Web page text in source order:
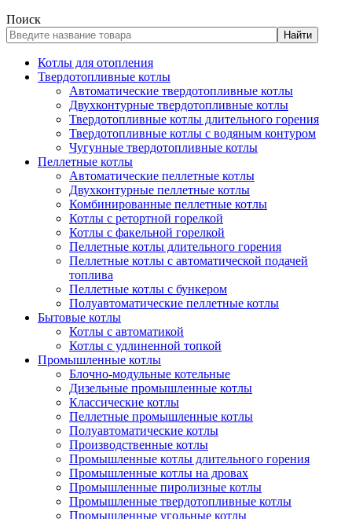
Поиск
Найти
Котлы для отопления
Твердотопливные котлы
Автоматические твердотопливные котлы
Двухконтурные твердотопливные котлы
Твердотопливные котлы длительного горения
Твердотопливные котлы с водяным контуром
Чугунные твердотопливные котлы
Пеллетные котлы
Автоматические пеллетные котлы
Двухконтурные пеллетные котлы
Комбинированные пеллетные котлы
Котлы с ретортной горелкой
Котлы с факельной горелкой
Пеллетные котлы длительного горения
Пеллетные котлы с автоматической подачей
топлива
Пеллетные котлы с бункером
Полуавтоматические пеллетные котлы
Бытовые котлы
Котлы с автоматикой
Котлы с удлиненной топкой
Промышленные котлы
Блочно-модульные котельные
Дизельные промышленные котлы
Классические котлы
Пеллетные промышленные котлы
Полуавтоматические котлы
Производственные котлы
Промышленные котлы длительного горения
Промышленные котлы на дровах
Промышленные пиролизные котлы
Промышленные твердотопливные котлы
Промышленные угольные котлы